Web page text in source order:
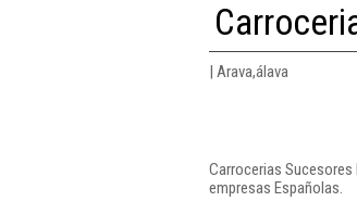
| Arava,álava
Carrocerias Sucesores
empresas Españolas.